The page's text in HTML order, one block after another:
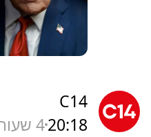
C14
20:184 שעות